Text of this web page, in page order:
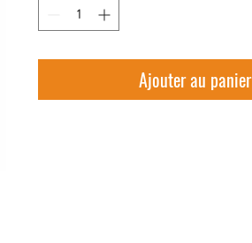
Ajouter au panier